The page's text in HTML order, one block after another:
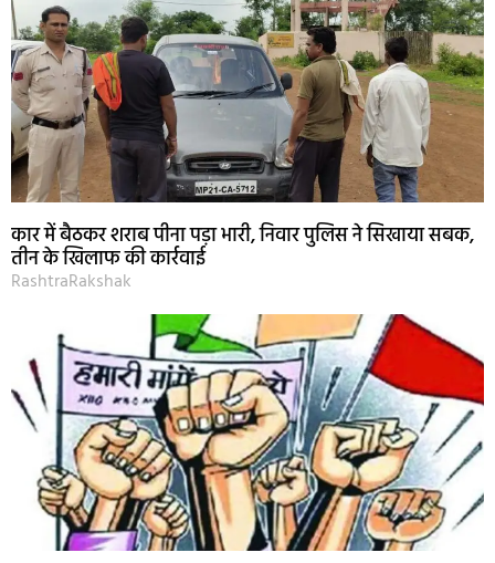
कार में बैठकर शराब पीना पड़ा भारी, निवार पुलिस ने सिखाया सबक,
तीन के खिलाफ की कार्रवाई
RashtraRakshak